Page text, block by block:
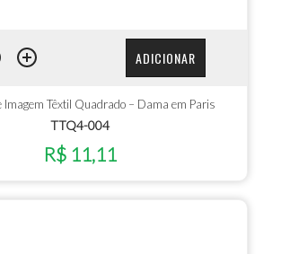
ADICIONAR
Imagem Têxtil Quadrado – Dama em Paris
TTQ4-004
R$ 11,11